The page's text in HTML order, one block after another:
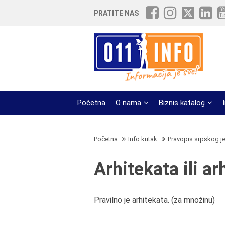
PRATITE NAS
Početna O nama Biznis katalog
Početna Info kutak Pravopis srpskog
Arhitekata ili
Pravilno je arhitekata. (za množinu)